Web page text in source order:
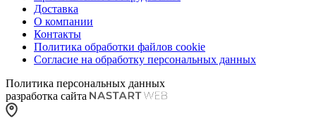
Доставка
О компании
Контакты
Политика обработки файлов cookie
Согласие на обработку персональных данных
Политика персональных данных
разработка сайта